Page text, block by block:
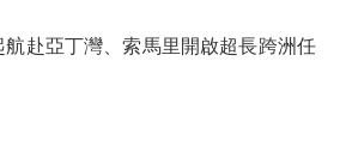
亞丁灣、索馬里開啟超長跨洲任